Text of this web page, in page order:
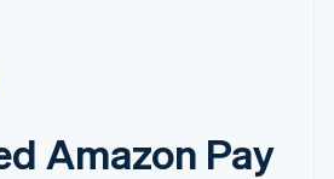
Amazon Pay